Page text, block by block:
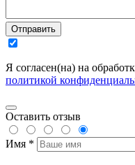
Отправить
Я согласен(на) на
политикой
Оставить отзыв
Имя *